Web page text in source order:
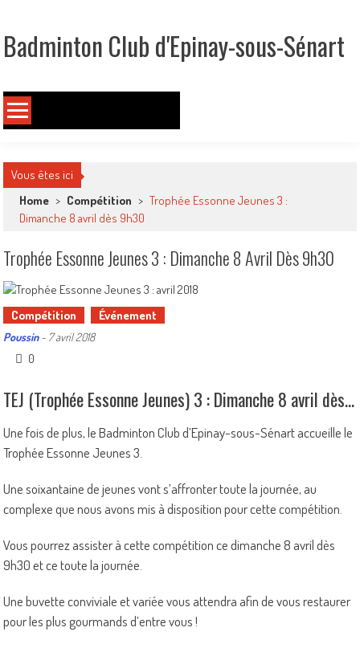
content
Badminton Club d'Epinay-sous-Sénart
Vous êtes ici
Home > Compétition > Trophée Essonne Jeunes 3 :
Dimanche 8 avril dès 9h30
Trophée Essonne Jeunes 3 : Dimanche 8 Avril Dès 9h30
Compétition Événement
Poussin - 7 avril 2018
0
TEJ (Trophée Essonne Jeunes) 3 : Dimanche 8 avril dès 9h30
Une fois de plus, le Badminton Club d’Epinay-sous-Sénart accueille le
Trophée Essonne Jeunes 3.
Une soixantaine de jeunes vont s’affronter toute la journée, au
complexe que nous avons mis à disposition pour cette compétition.
Vous pourrez assister à cette compétition ce dimanche 8 avril dès
9h30 et ce toute la journée.
Une buvette conviviale et variée vous attendra afin de vous restaurer
pour les plus gourmands d’entre vous !